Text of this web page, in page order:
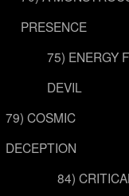
PRESENCE
75) ENERGY
DEVIL
79) COSMIC
DECEPTION
84)